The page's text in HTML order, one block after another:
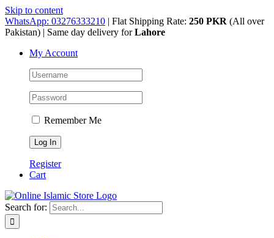
Skip to content
WhatsApp: 03276333210 | Flat Shipping Rate: 250 PKR (All over
Pakistan) | Same day delivery forLahore
My Account
Remember Me
Register
Cart
Search for: